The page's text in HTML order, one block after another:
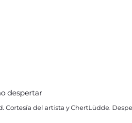
Cortesía del artista y ChertLüdde.